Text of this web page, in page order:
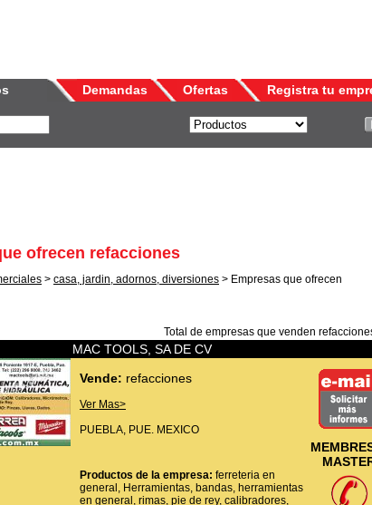
Demandas Ofertas Registra tu
ofrecen refacciones
> casa, jardin, adornos, diversiones > Empresas que ofrecen
Total de empresas que venden
MAC TOOLS, SA DE CV
Vende: refacciones
Ver Mas>
PUEBLA, PUE. MEXICO
Productos de la empresa: ferreteria en
general, Herramientas, bandas, herramientas
en general, rimas, pie de rey, calibradores,